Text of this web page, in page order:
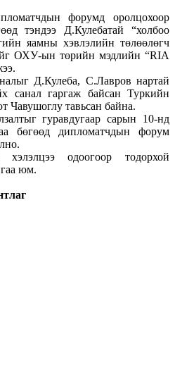
форумд оролцохоор
тэндээ Д.Кулебатай “холбоо
яамны хэвлэлийн төлөөлөгч
ОХУ-ын төрийн мэдлийн “RIA
Д.Кулеба, С.Лавров нартай
санал гаргаж байсан Туркийн
Чавушоглу тавьсан байна.
гуравдугаар сарын 10-нд
бөгөөд дипломатчдын форум
одоогоор тодорхой
юм.